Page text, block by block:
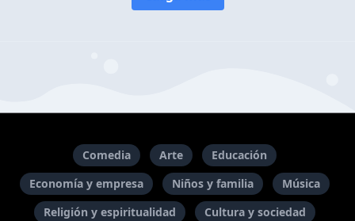
Comedia Arte
Educación
Economía y empresa
Niños y familia
Música
Religión y espiritualidad
Cultura y sociedad